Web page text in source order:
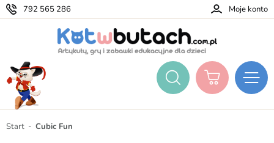
792 565 286 Moje konto
Start Cubic Fun